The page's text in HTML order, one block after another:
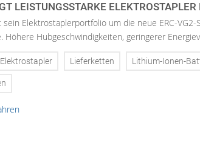
LEISTUNGSSTARKE ELEKTROSTAPLER
sein Elektrostaplerportfolio um die neue ERC-VG2-
Höhere Hubgeschwindigkeiten, geringerer
Elektrostapler Lieferketten Lithium-Ionen-